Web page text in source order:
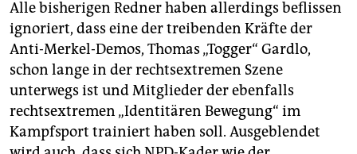
Alle bisherigen Redner haben allerdings beflissen
ignoriert, dass eine der treibenden Kräfte der
Anti-Merkel-Demos, Thomas „Togger“ Gardlo,
schon lange in der rechtsextremen Szene
unterwegs ist und Mitglieder der ebenfalls
rechtsex­tremen „Identitären Bewegung“ im
Kampfsport trainiert haben soll. Ausgeblendet